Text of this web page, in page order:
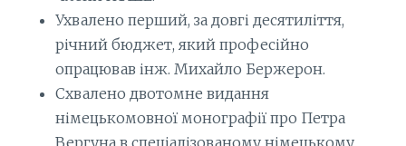
Ухвалено перший, за довгі десятиліття,
річний бюджет, який професійно
опрацював інж. Михайло Бержерон.
Схвалено двотомне видання
німецькомовної монографії про Петра
Вергуна в спеціалізованому німецькому